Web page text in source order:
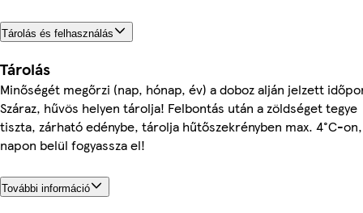
Tárolás és felhasználás
Tárolás
Minőségét megőrzi (nap, hónap, év) a doboz alján jelzett
Száraz, hűvös helyen tárolja! Felbontás után a zöldséget tegye
tiszta, zárható edénybe, tárolja hűtőszekrényben max. 4°C-
napon belül fogyassza el!
További információ